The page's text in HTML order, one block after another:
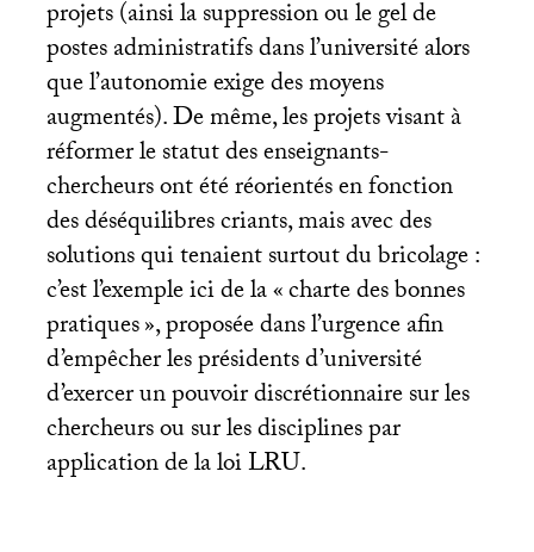
projets (ainsi la suppression ou le gel de
postes administratifs dans l’université alors
que l’autonomie exige des moyens
augmentés). De même, les projets visant à
réformer le statut des enseignants-
chercheurs ont été réorientés en fonction
des déséquilibres criants, mais avec des
solutions qui tenaient surtout du bricolage :
c’est l’exemple ici de la «charte des bonnes
pratiques», proposée dans l’urgence afin
d’empêcher les présidents d’université
d’exercer un pouvoir discrétionnaire sur les
chercheurs ou sur les disciplines par
application de la loiLRU.